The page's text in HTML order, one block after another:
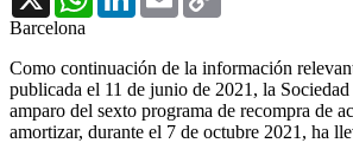
Barcelona
Como continuación de la información
publicada el 11 de junio de 2021, la
amparo del sexto programa de recompra de
amortizar, durante el 7 de octubre 2021, ha